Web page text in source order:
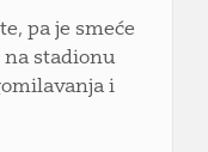
pa je smeće
stadionu
i